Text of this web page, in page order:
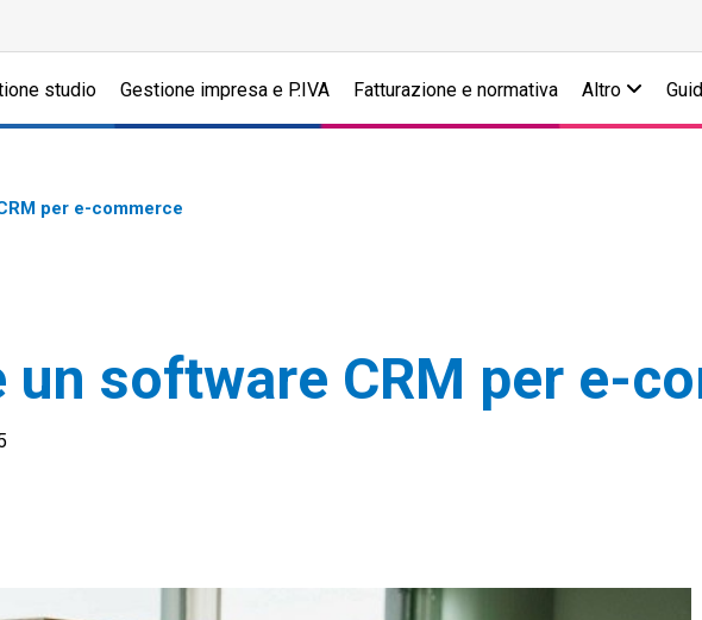
studio Gestione impresa e P.IVA Fatturazione e normativa Altro
per e-commerce
software CRM per e-